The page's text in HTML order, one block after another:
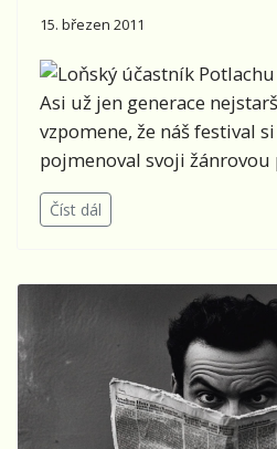
15. březen 2011
Asi už jen generace
vzpomene, že náš festival
pojmenoval svoji
Číst dál